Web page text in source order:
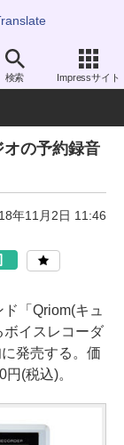
検索 Impressサイト
の予約録音
年11月2日 11:46
「Qriom(キュ
ボイスレコーダ
発売する。価
(税込)。